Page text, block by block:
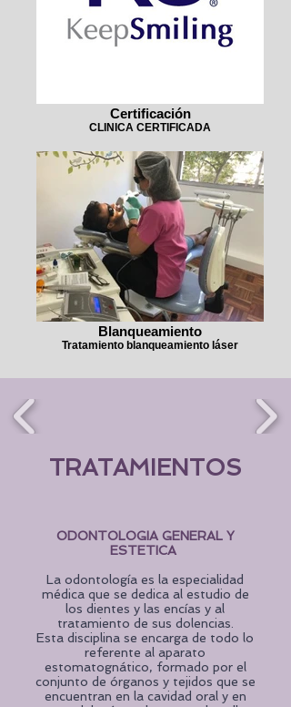
Certificación
CLINICA CERTIFICADA
Blanqueamiento
Tratamiento blanqueamiento láser
TRATAMIENTOS
ODONTOLOGIA GENERAL Y
ESTETICA
La odontología es la especialidad
médica que se dedica al estudio de
los dientes y las encías y al
tratamiento de sus dolencias.
Esta disciplina se encarga de todo lo
referente al aparato
estomatognático, formado por el
conjunto de órganos y tejidos que se
encuentran en la cavidad oral y en